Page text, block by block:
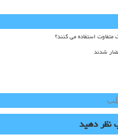
استفاده می کنند؟
شدند
نظر دهید